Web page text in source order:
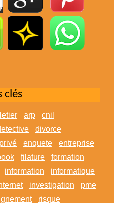
clés
arp
cnil
divorce
enquete
entreprise
filature
formation
information
informatique
investigation
pme
risque